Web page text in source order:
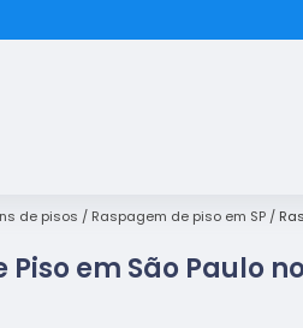
de pisos Raspagem de piso em SP
em São Paulo no